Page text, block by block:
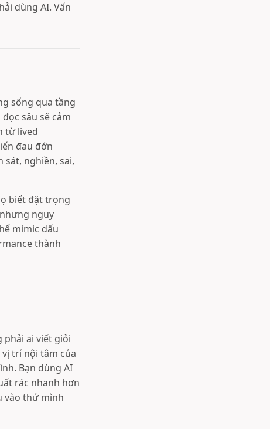
dùng AI. Vấn
sống qua tầng
sâu sẽ cảm
từ lived
đau đớn
sát, nghiền, sai,
biết đặt trọng
nguy
mimic dấu
thành
phải ai viết giỏi
trí nội tâm của
Bạn dùng AI
rác nhanh hơn
vào thứ mình